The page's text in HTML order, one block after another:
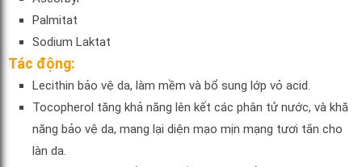
Palmitat
Sodium Laktat
Tác động:
Lecithin bảo vệ da, làm mềm và bổ sung lớp vỏ acid.
Tocopherol tăng khả năng lên kết các phân tử nước, và khă
năng bảo vệ da, mang lại diện mạo mịn mạng tươi tắn cho
làn da.